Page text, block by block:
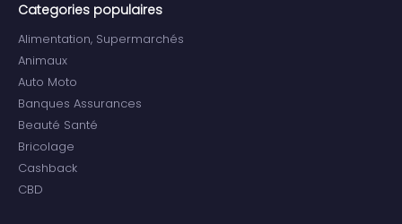
Categories populaires
Alimentation, Supermarchés
Animaux
Auto Moto
Banques Assurances
Beauté Santé
Bricolage
Cashback
CBD